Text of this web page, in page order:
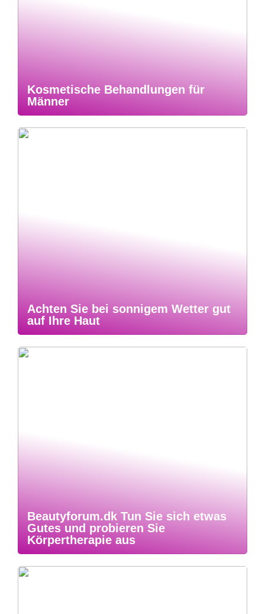
Kosmetische Behandlungen für
Männer
Achten Sie bei sonnigem Wetter gut
auf Ihre Haut
Beautyforum.dk Tun Sie sich etwas
Gutes und probieren Sie
Körpertherapie aus